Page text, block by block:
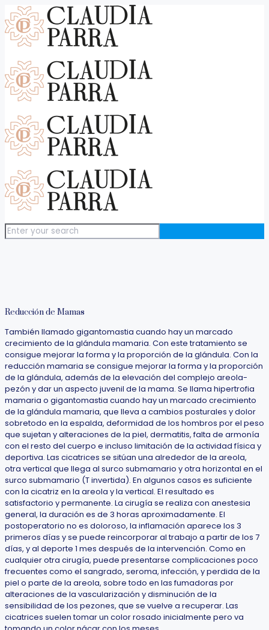
Reducción de Mamas
También llamado gigantomastia cuando hay un marcado
crecimiento de la glándula mamaria. Con este tratamiento se
consigue mejorar la forma y la proporción de la glándula. Con la
reducción mamaria se consigue mejorar la forma y la proporción
de la glándula, además de la elevación del complejo areola-
pezón y dar un aspecto juvenil de la mama. Se llama hipertrofia
mamaria o gigantomastia cuando hay un marcado crecimiento
de la glándula mamaria, que lleva a cambios posturales y dolor
sobretodo en la espalda, deformidad de los hombros por el peso
que sujetan y alteraciones de la piel, dermatitis, falta de armonía
con el resto del cuerpo e incluso limitación de la actividad física y
deportiva. Las cicatrices se sitúan una alrededor de la areola,
otra vertical que llega al surco submamario y otra horizontal en el
surco submamario (T invertida). En algunos casos es suficiente
con la cicatriz en la areola y la vertical. El resultado es
satisfactorio y permanente. La cirugía se realiza con anestesia
general, la duración es de 3 horas aproximadamente. El
postoperatorio no es doloroso, la inflamación aparece los 3
primeros días y se puede reincorporar al trabajo a partir de los 7
días, y al deporte 1 mes después de la intervención. Como en
cualquier otra cirugía, puede presentarse complicaciones poco
frecuentes como el sangrado, seroma, infección, y perdida de la
piel o parte de la areola, sobre todo en las fumadoras por
alteraciones de la vascularización y disminución de la
sensibilidad de los pezones, que se vuelve a recuperar. Las
cicatrices suelen tomar un color rosado inicialmente pero va